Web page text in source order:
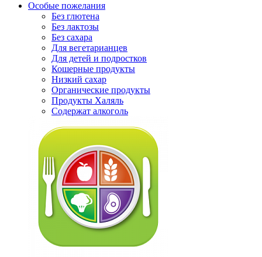
Особые пожелания
Без глютена
Без лактозы
Без сахара
Для вегетарианцев
Для детей и подростков
Кошерные продукты
Низкий сахар
Органические продукты
Продукты Халяль
Содержат алкоголь